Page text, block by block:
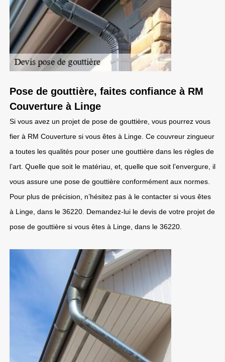
Pose de gouttière, faites confiance à RM
Couverture à Linge
Si vous avez un projet de pose de gouttière, vous pourrez vous
fier à RM Couverture si vous êtes à Linge. Ce couvreur zingueur
a toutes les qualités pour poser une gouttière dans les règles de
l’art. Quelle que soit le matériau, et, quelle que soit l’envergure, il
vous assure une pose de gouttière conformément aux normes.
Pour plus de précision, n’hésitez pas à le contacter si vous êtes
à Linge, dans le 36220. Demandez-lui le devis de votre projet de
pose de gouttière si vous êtes à Linge, dans le 36220.